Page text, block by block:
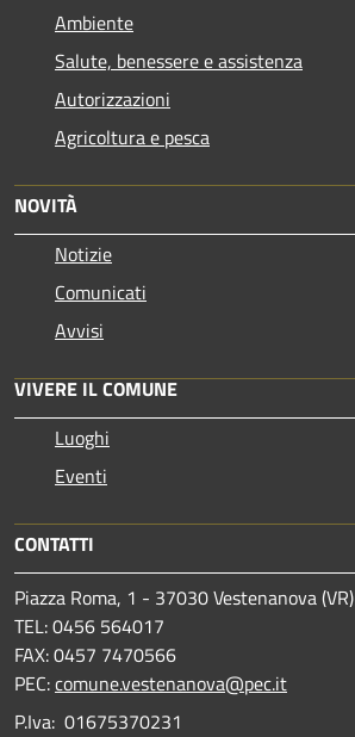
Ambiente
Salute, benessere e assistenza
Autorizzazioni
Agricoltura e pesca
NOVITÀ
Notizie
Comunicati
Avvisi
VIVERE IL COMUNE
Luoghi
Eventi
CONTATTI
Piazza Roma, 1 - 37030 Vestenanova (VR)
TEL: 0456 564017
FAX: 0457 7470566
PEC:comune.vestenanova@pec.it
P.Iva: 01675370231